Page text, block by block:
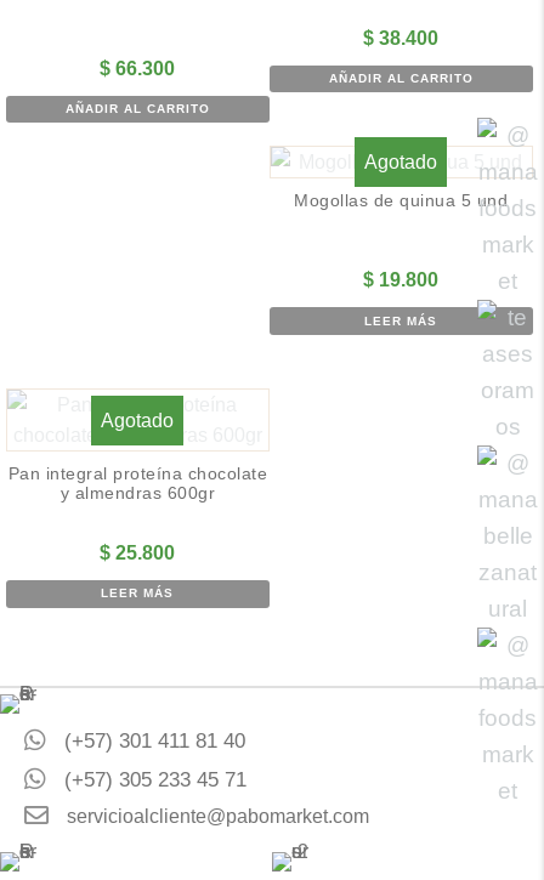
$ 66.300
AÑADIR AL CARRITO
$ 38.400
AÑADIR AL CARRITO
Agotado
Mogollas de quinua 5 und
$ 19.800
LEER MÁS
Agotado
Pan integral proteína chocolate
y almendras 600gr
$ 25.800
LEER MÁS
(+57) 301 411 81 40
(+57) 305 233 45 71
servicioalcliente@pabomarket.com